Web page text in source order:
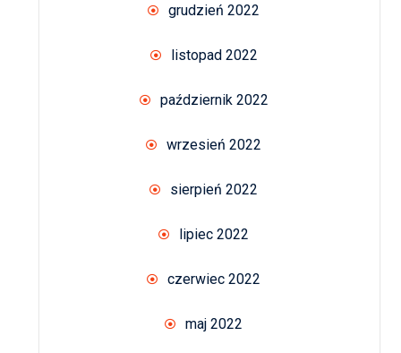
grudzień 2022
listopad 2022
październik 2022
wrzesień 2022
sierpień 2022
lipiec 2022
czerwiec 2022
maj 2022